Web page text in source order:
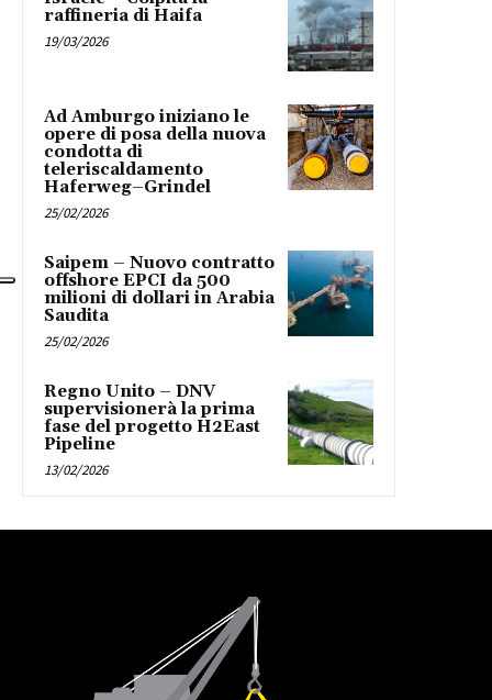
raffineria di Haifa
19/03/2026
Ad Amburgo iniziano le
opere di posa della nuova
condotta di
teleriscaldamento
Haferweg–Grindel
25/02/2026
Saipem – Nuovo contratto
offshore EPCI da 500
milioni di dollari in Arabia
Saudita
25/02/2026
Regno Unito – DNV
supervisionerà la prima
fase del progetto H2East
Pipeline
13/02/2026